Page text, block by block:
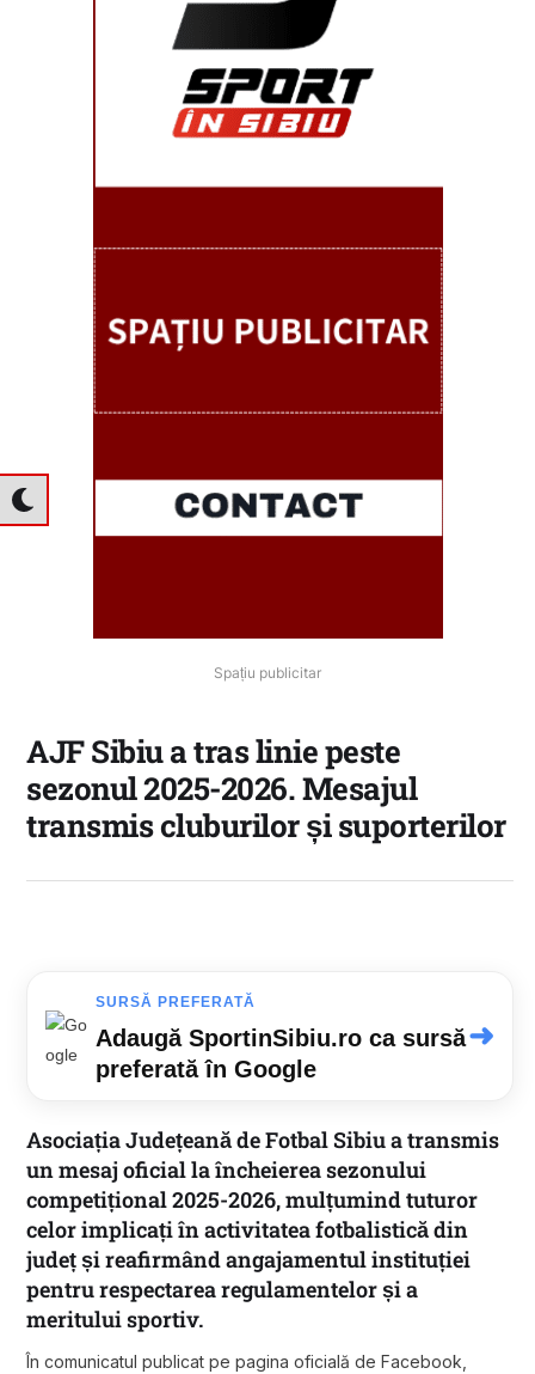
Spațiu publicitar
AJF Sibiu a tras linie peste
sezonul 2025-2026. Mesajul
transmis cluburilor și suporterilor
SURSĂ PREFERATĂ
Adaugă SportinSibiu.ro ca sursă
preferată în Google
➜
Asociația Județeană de Fotbal Sibiu a transmis
un mesaj oficial la încheierea sezonului
competițional 2025-2026, mulțumind tuturor
celor implicați în activitatea fotbalistică din
județ și reafirmând angajamentul instituției
pentru respectarea regulamentelor și a
meritului sportiv.
În comunicatul publicat pe pagina oficială de Facebook,